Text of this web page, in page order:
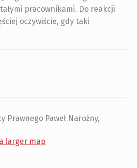
pracownikami. Do reakcji
oczywiście, gdy taki
Prawnego Paweł Narożny,